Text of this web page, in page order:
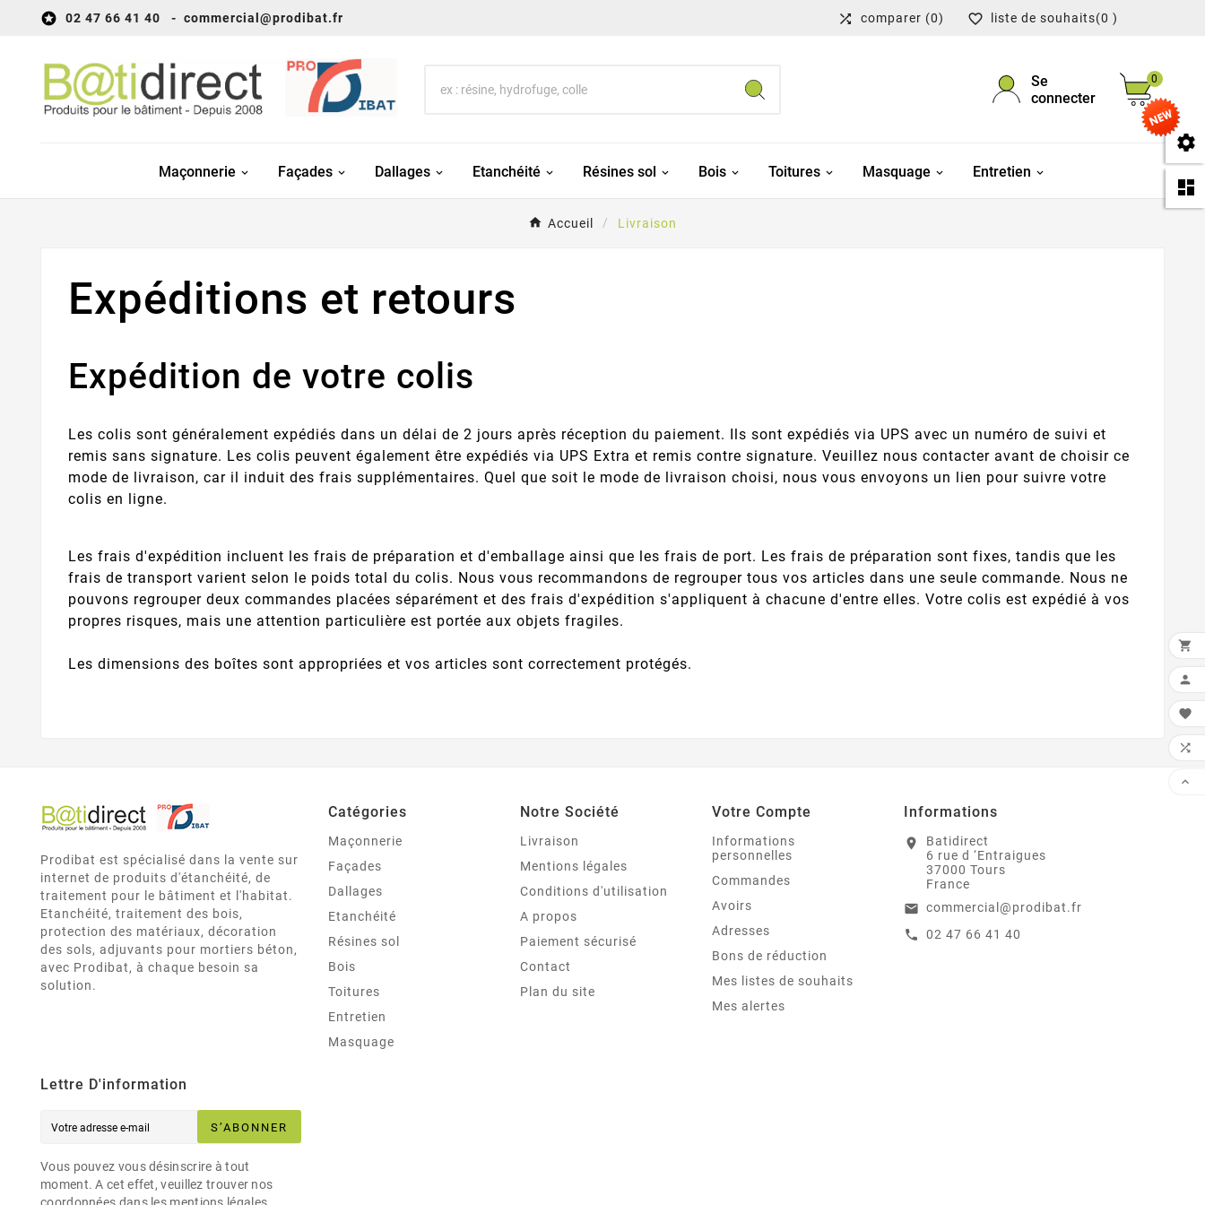


 02 47 66 41 40 - commercial@prodibat.fr  comparer (0)  liste de souhaits(0 )
Se
connecter
0
Maçonnerie Façades Dallages Etanchéité Résines sol Bois Toitures Masquage Entretien
Accueil Livraison
Expéditions et retours
Expédition de votre colis
Les colis sont généralement expédiés dans un délai de 2 jours après réception du paiement. Ils sont expédiés via UPS avec un numéro de suivi et
remis sans signature. Les colis peuvent également être expédiés via UPS Extra et remis contre signature. Veuillez nous contacter avant de choisir ce
mode de livraison, car il induit des frais supplémentaires. Quel que soit le mode de livraison choisi, nous vous envoyons un lien pour suivre votre
colis en ligne.
Les frais d'expédition incluent les frais de préparation et d'emballage ainsi que les frais de port. Les frais de préparation sont fixes, tandis que les
frais de transport varient selon le poids total du colis. Nous vous recommandons de regrouper tous vos articles dans une seule commande. Nous ne
pouvons regrouper deux commandes placées séparément et des frais d'expédition s'appliquent à chacune d'entre elles. Votre colis est expédié à vos
propres risques, mais une attention particulière est portée aux objets fragiles.
Les dimensions des boîtes sont appropriées et vos articles sont correctement protégés.
Prodibat est spécialisé dans la vente sur
internet de produits d'étanchéité, de
traitement pour le bâtiment et l'habitat.
Etanchéité, traitement des bois,
protection des matériaux, décoration
des sols, adjuvants pour mortiers béton,
avec Prodibat, à chaque besoin sa
solution.
Catégories
Maçonnerie
Façades
Dallages
Etanchéité
Résines sol
Bois
Toitures
Entretien
Masquage
Notre Société
Livraison
Mentions légales
Conditions d'utilisation
A propos
Paiement sécurisé
Contact
Plan du site
Votre Compte
Informations
personnelles
Commandes
Avoirs
Adresses
Bons de réduction
Mes listes de souhaits
Mes alertes
Informations
location_on
Batidirect
6 rue d ‘Entraigues
37000 Tours
France
email commercial@prodibat.fr
call 02 47 66 41 40
Lettre D'information
S’ABONNER
Vous pouvez vous désinscrire à tout
moment. A cet effet, veuillez trouver nos
coordonnées dans les mentions légales.




